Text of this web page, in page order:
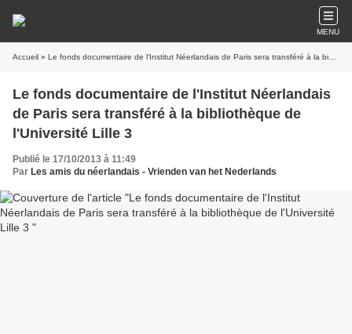
MENU
Accueil » Le fonds documentaire de l'Institut Néerlandais de Paris sera transféré à la bibliothèque de l'Université Lille 3
Le fonds documentaire de l'Institut Néerlandais
de Paris sera transféré à la bibliothèque de
l'Université Lille 3
Publié le 17/10/2013 à 11:49
Par Les amis du néerlandais - Vrienden van het Nederlands